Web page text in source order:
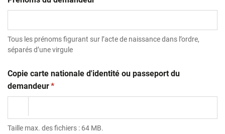
Tous les prénoms figurant sur l’acte de naissance dans l’ordre,
séparés d’une virgule
Copie carte nationale d'identité ou passeport du
demandeur(obligatoire)
*
Taille max. des fichiers : 64 MB.